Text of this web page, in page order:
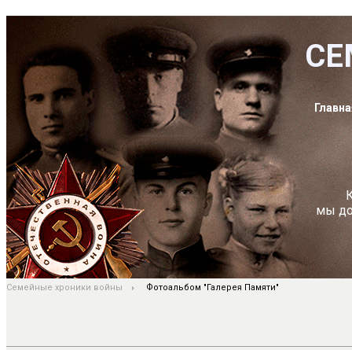
мы
Семейные хроники войны Фотоальбом "Галерея Памяти"